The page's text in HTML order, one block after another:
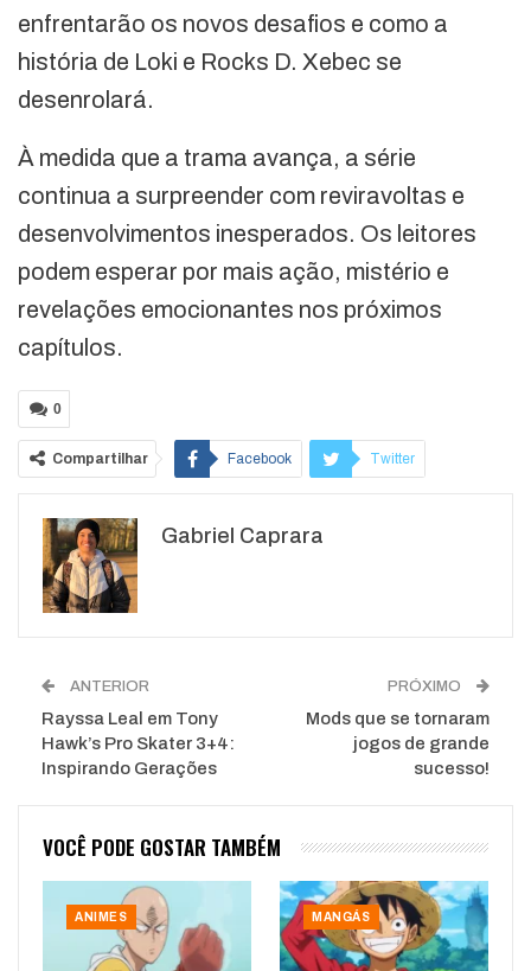
enfrentarão os novos desafios e como a
história de Loki e Rocks D. Xebec se
desenrolará.
À medida que a trama avança, a série
continua a surpreender com reviravoltas e
desenvolvimentos inesperados. Os leitores
podem esperar por mais ação, mistério e
revelações emocionantes nos próximos
capítulos.
0
Compartilhar Facebook Twitter
WhatsApp
Gabriel Caprara
ANTERIOR
Rayssa Leal em Tony
Hawk’s Pro Skater 3+4:
Inspirando Gerações
PRÓXIMO
Mods que se tornaram
jogos de grande
sucesso!
VOCÊ PODE GOSTAR TAMBÉM
ANIMES MANGÁS